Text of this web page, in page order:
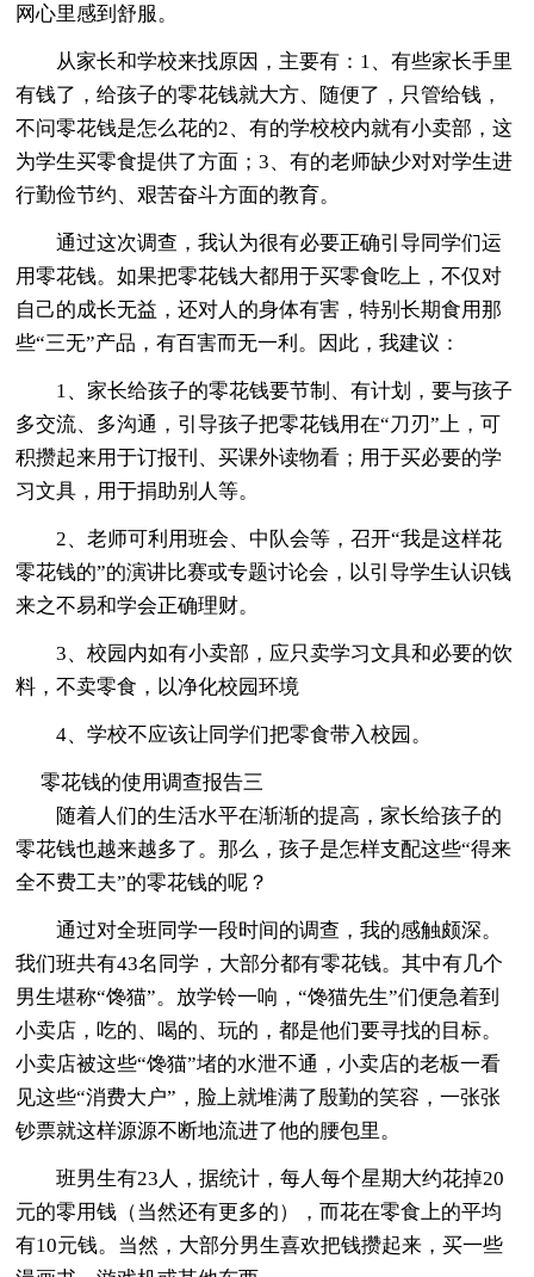
网心里感到舒服。
从家长和学校来找原因，主要有：1、有些家长手里
有钱了，给孩子的零花钱就大方、随便了，只管给钱，
不问零花钱是怎么花的2、有的学校校内就有小卖部，这
为学生买零食提供了方面；3、有的老师缺少对对学生进
行勤俭节约、艰苦奋斗方面的教育。
通过这次调查，我认为很有必要正确引导同学们运
用零花钱。如果把零花钱大都用于买零食吃上，不仅对
自己的成长无益，还对人的身体有害，特别长期食用那
些“三无”产品，有百害而无一利。因此，我建议：
1、家长给孩子的零花钱要节制、有计划，要与孩子
多交流、多沟通，引导孩子把零花钱用在“刀刃”上，可
积攒起来用于订报刊、买课外读物看；用于买必要的学
习文具，用于捐助别人等。
2、老师可利用班会、中队会等，召开“我是这样花
零花钱的”的演讲比赛或专题讨论会，以引导学生认识钱
来之不易和学会正确理财。
3、校园内如有小卖部，应只卖学习文具和必要的饮
料，不卖零食，以净化校园环境
4、学校不应该让同学们把零食带入校园。
零花钱的使用调查报告三
随着人们的生活水平在渐渐的提高，家长给孩子的
零花钱也越来越多了。那么，孩子是怎样支配这些“得来
全不费工夫”的零花钱的呢？
通过对全班同学一段时间的调查，我的感触颇深。
我们班共有43名同学，大部分都有零花钱。其中有几个
男生堪称“馋猫”。放学铃一响，“馋猫先生”们便急着到
小卖店，吃的、喝的、玩的，都是他们要寻找的目标。
小卖店被这些“馋猫”堵的水泄不通，小卖店的老板一看
见这些“消费大户”，脸上就堆满了殷勤的笑容，一张张
钞票就这样源源不断地流进了他的腰包里。
班男生有23人，据统计，每人每个星期大约花掉20
元的零用钱（当然还有更多的），而花在零食上的平均
有10元钱。当然，大部分男生喜欢把钱攒起来，买一些